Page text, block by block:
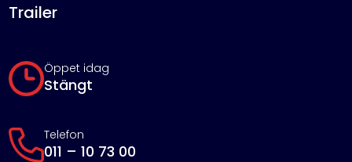
Öppet idag
Stängt
Telefon
011 – 10 73 00
Trailer